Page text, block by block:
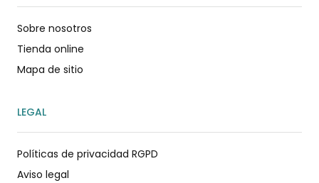
Sobre nosotros
Tienda online
Mapa de sitio
LEGAL
Políticas de privacidad RGPD
Aviso legal